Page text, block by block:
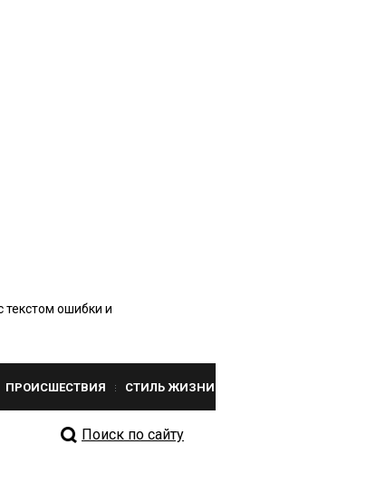
текстом ошибки и
ПРОИСШЕСТВИЯ СТИЛЬ ЖИЗНИ
Поиск по сайту